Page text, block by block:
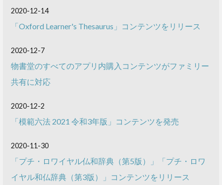
2020-12-14
「Oxford Learner's Thesaurus」コンテンツをリリース
2020-12-7
物書堂のすべてのアプリ内購入コンテンツがファミリー
共有に対応
2020-12-2
「模範六法 2021 令和3年版」コンテンツを発売
2020-11-30
「プチ・ロワイヤル仏和辞典（第5版）」「プチ・ロワ
イヤル和仏辞典（第3版）」コンテンツをリリース